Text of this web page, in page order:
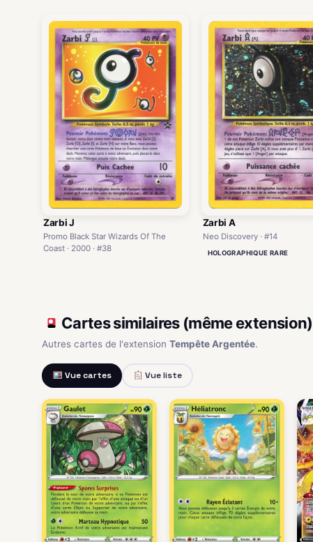
Zarbi J
Promo Black Star Wizards Of The
Coast · 2000 · #38
Zarbi A
Neo Discovery · #14
HOLOGRAPHIQUE RARE
Cartes similaires (même extension)
Autres cartes de l'extension Tempête Argentée.
Vue cartes Vue liste